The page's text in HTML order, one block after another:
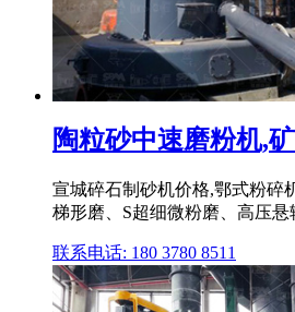
陶粒砂中速磨粉机,
宣城碎石制砂机价格,鄂式粉碎
梯形磨、S超细微粉磨、高压悬
联系电话: 180 3780 8511